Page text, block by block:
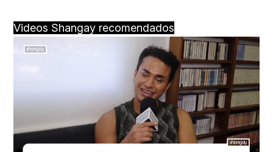
Videos Shangay recomendados